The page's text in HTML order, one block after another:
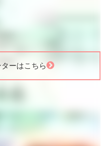
ーはこちら